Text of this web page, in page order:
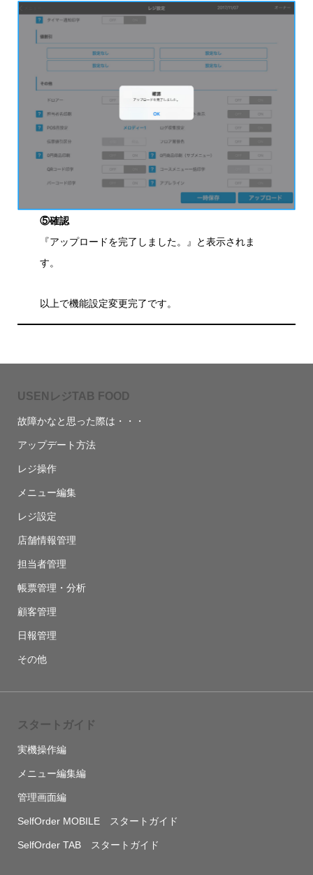
⑤確認
『アップロードを完了しました。』と表示されま
す。
以上で機能設定変更完了です。
USENレジTAB FOOD
故障かなと思った際は・・・
アップデート方法
レジ操作
メニュー編集
レジ設定
店舗情報管理
担当者管理
帳票管理・分析
顧客管理
日報管理
その他
スタートガイド
実機操作編
メニュー編集編
管理画面編
SelfOrder MOBILE スタートガイド
SelfOrder TAB スタートガイド